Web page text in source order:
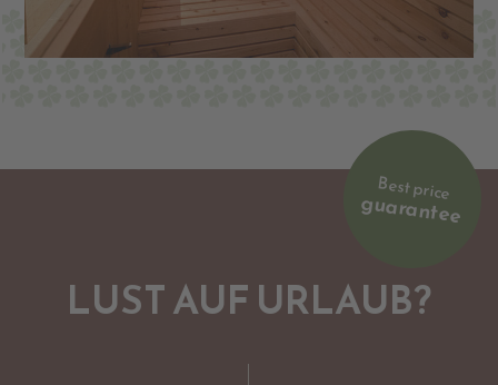
Best price
guarantee
LUST AUF URLAUB?